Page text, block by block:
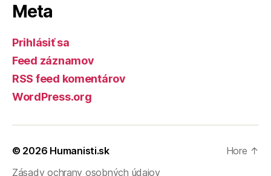
Meta
Prihlásiť sa
Feed záznamov
RSS feed komentárov
WordPress.org
© 2026 Humanisti.sk
Zásady ochrany osobných údajov
Hore ↑